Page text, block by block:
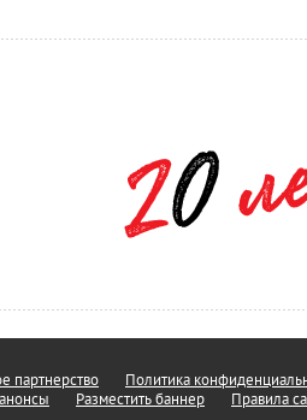
партнерство
Политика
Разместить баннер Правила